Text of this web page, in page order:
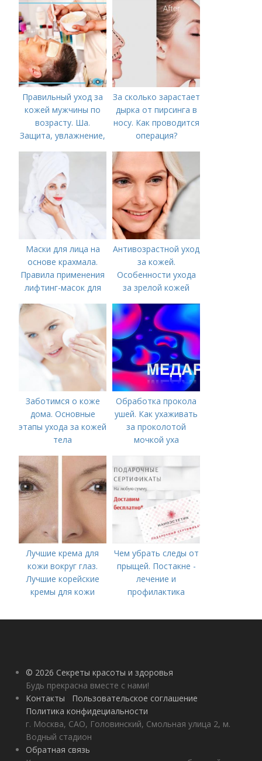
Правильный уход за
кожей мужчины по
возрасту. Ша.
Защита, увлажнение,
За сколько зарастает
дырка от пирсинга в
носу. Как проводится
операция?
Маски для лица на
основе крахмала.
Правила применения
лифтинг-масок для
Антивозрастной уход
за кожей.
Особенности ухода
за зрелой кожей
Заботимся о коже
дома. Основные
этапы ухода за кожей
тела
Обработка прокола
ушей. Как ухаживать
за проколотой
мочкой уха
Лучшие крема для
кожи вокруг глаз.
Лучшие корейские
кремы для кожи
году
Чем убрать следы от
прыщей. Постакне -
лечение и
профилактика
© 2026 Секреты красоты и здоровья
Будь прекрасна вместе с нами!
Контакты
Пользовательское соглашение
Политика конфидециальности
г. Москва, САО, Головинский, Смольная улица 2, м.
Водный стадион
Обратная связь